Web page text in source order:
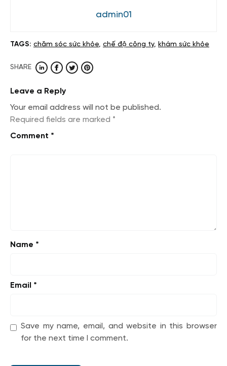
admin01
TAGS: chăm sóc sức khỏe chế độ công ty, khám sức khỏe
SHARE
Leave a Reply
Your email address will not be published.
Required fields are marked *
Comment *
Name *
Email *
Save my name, email, and website in this browser
for the next time I comment.